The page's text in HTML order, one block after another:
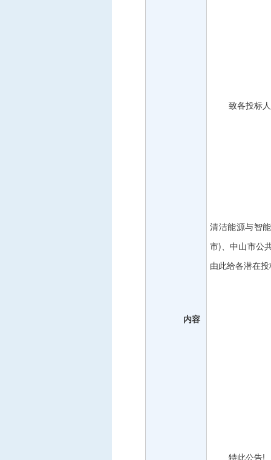
内容
致各投标
清洁能源与智
市)、中山市公
由此给各潜在
特此公告!